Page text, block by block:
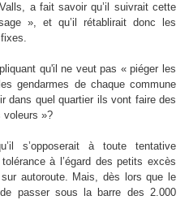
a fait savoir qu’il suivrait cette
», et qu’il rétablirait donc les
qu'il ne veut pas « piéger les
gendarmes de chaque commune
dans quel quartier ils vont faire des
voleurs »?
s’opposerait à toute tentative
à l’égard des petits excès
autoroute. Mais, dès lors que le
passer sous la barre des 2.000